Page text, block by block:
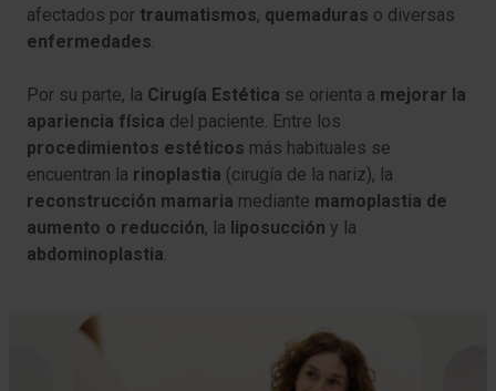
afectados por traumatismos, quemaduras o diversas
enfermedades.
Por su parte, la Cirugía Estética se orienta a mejorar la
apariencia física del paciente. Entre los
procedimientos estéticos más habituales se
encuentran la rinoplastia (cirugía de la nariz), la
reconstrucción mamaria mediante mamoplastia de
aumento o reducción, la liposucción y la
abdominoplastia.